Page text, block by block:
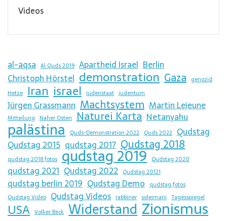
Videos
al-aqsa Al Quds 2019 Apartheid Israel Berlin
Christoph Hörstel demonstration Gaza genozid
Hetze
Iran israel judenstaat judentum
Jürgen Grassmann Machtsystem Martin Lejeune
Mitteilung Naher Osten Naturei Karta Netanyahu
palästina Quds-Demonstration 2022 Quds 2022
Qudstag
Qudstag 2015 qudstag 2017 Qudstag 2018
qudstag 2018 fotos qudstag 2019 Qudstag 2020
qudstag 2021 Qudstag 2022 Qudstag 20121
qudstag berlin 2019 Qudstag Demo
qudstag fotos
Qudstag Video Qudstag Videos rabbiner soleimani Tagesspiegel
USA Volker Beck Widerstand Zionismus